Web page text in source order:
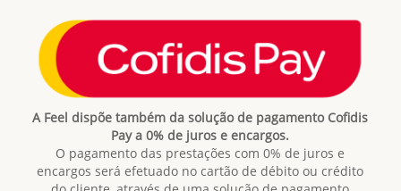
A Feel dispõe também da solução de pagamento Cofidis
Pay a 0% de juros e encargos.
O pagamento das prestações com 0% de juros e
encargos será efetuado no cartão de débito ou crédito